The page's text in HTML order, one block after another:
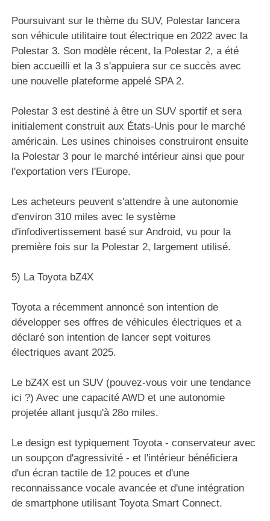
Poursuivant sur le thème du SUV, Polestar lancera
son véhicule utilitaire tout électrique en 2022 avec la
Polestar 3. Son modèle récent, la Polestar 2, a été
bien accueilli et la 3 s'appuiera sur ce succès avec
une nouvelle plateforme appelé SPA 2.
Polestar 3 est destiné à être un SUV sportif et sera
initialement construit aux États-Unis pour le marché
américain. Les usines chinoises construiront ensuite
la Polestar 3 pour le marché intérieur ainsi que pour
l'exportation vers l'Europe.
Les acheteurs peuvent s'attendre à une autonomie
d'environ 310 miles avec le système
d'infodivertissement basé sur Android, vu pour la
première fois sur la Polestar 2, largement utilisé.
5) La Toyota bZ4X
Toyota a récemment annoncé son intention de
développer ses offres de véhicules électriques et a
déclaré son intention de lancer sept voitures
électriques avant 2025.
Le bZ4X est un SUV (pouvez-vous voir une tendance
ici ?) Avec une capacité AWD et une autonomie
projetée allant jusqu'à 28o miles.
Le design est typiquement Toyota - conservateur avec
un soupçon d'agressivité - et l'intérieur bénéficiera
d'un écran tactile de 12 pouces et d'une
reconnaissance vocale avancée et d'une intégration
de smartphone utilisant Toyota Smart Connect.